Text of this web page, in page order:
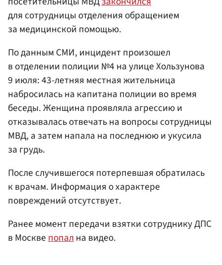
для сотрудницы отделения обращением
за медицинской помощью.
По данным СМИ, инцидент произошел
в отделении полиции №4 на улице Хользунова
9 июля: 43-летняя местная жительница
набросилась на капитана полиции во время
беседы. Женщина проявляла агрессию и
отказывалась отвечать на вопросы сотрудницы
МВД, а затем напала на последнюю и укусила
за грудь.
После случившегося потерпевшая обратилась
к врачам. Информация о характере
повреждений отсутствует.
Ранее момент передачи взятки сотруднику ДПС
в Москвепопална видео.